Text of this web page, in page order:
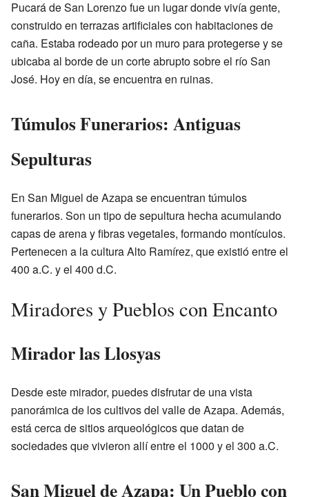
Pucará de San Lorenzo fue un lugar donde vivía gente,
construido en terrazas artificiales con habitaciones de
caña. Estaba rodeado por un muro para protegerse y se
ubicaba al borde de un corte abrupto sobre el río San
José. Hoy en día, se encuentra en ruinas.
Túmulos Funerarios: Antiguas
Sepulturas
En San Miguel de Azapa se encuentran túmulos
funerarios. Son un tipo de sepultura hecha acumulando
capas de arena y fibras vegetales, formando montículos.
Pertenecen a la cultura Alto Ramírez, que existió entre el
400 a.C. y el 400 d.C.
Miradores y Pueblos con Encanto
Mirador las Llosyas
Desde este mirador, puedes disfrutar de una vista
panorámica de los cultivos del valle de Azapa. Además,
está cerca de sitios arqueológicos que datan de
sociedades que vivieron allí entre el 1000 y el 300 a.C.
San Miguel de Azapa: Un Pueblo con